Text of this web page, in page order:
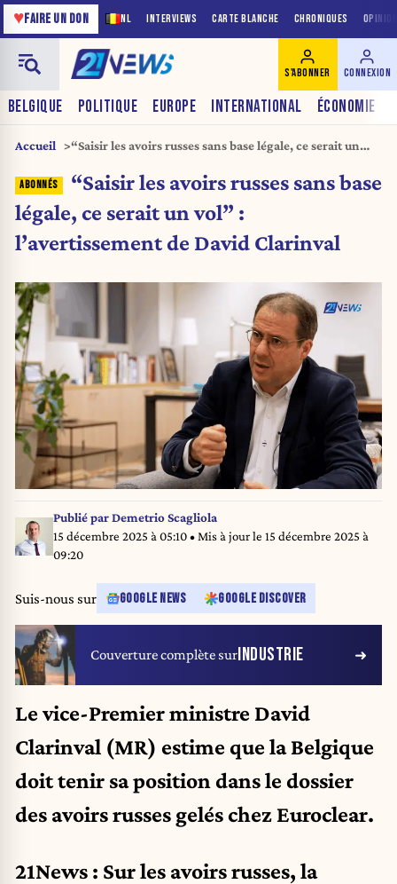
NL INTERVIEWS CARTE BLANCHE CHRONIQUES
♥FAIRE UN DON
BELGIQUE POLITIQUE EUROPE INTERNATIONAL ÉCONOMIE
S'ABONNER CONNEXION
Accueil
“Saisir les avoirs russes sans base légale, ce serait un
“Saisir les avoirs russes sans base
légale, ce serait un vol” :
l’avertissement de David Clarinval
Publié parDemetrio Scagliola
15 décembre 2025 à 05:10• Mis à jour le 15 décembre 2025 à
09:20
Suis-nous sur GOOGLE NEWS GOOGLE DISCOVER
Couverture complète surINDUSTRIE
Le vice-Premier ministre David
Clarinval (MR) estime que la Belgique
doit tenir sa position dans le dossier
des avoirs russes gelés chez Euroclear.
21News : Sur les avoirs russes, la